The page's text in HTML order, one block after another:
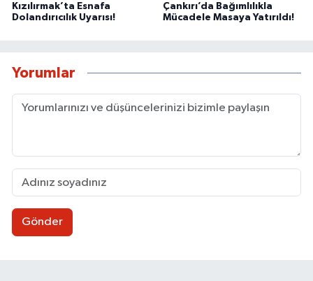
Kızılırmak’ta Esnafa
Dolandırıcılık Uyarısı!
Çankırı’da Bağımlılıkla
Mücadele Masaya Yatırıldı!
Yorumlar
Gönder